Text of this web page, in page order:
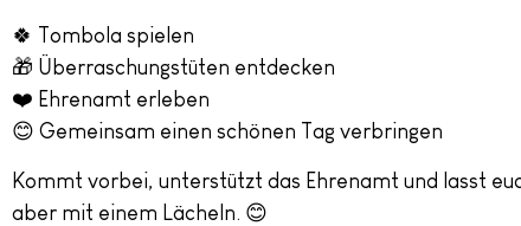
🍀 Tombola spielen
🎁 Überraschungstüten entdecken
❤️ Ehrenamt erleben
😊 Gemeinsam einen schönen Tag verbringen
Kommt vorbei, unterstützt das Ehrenamt und lasst
aber mit einem Lächeln. 😊